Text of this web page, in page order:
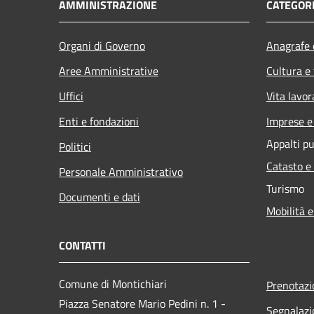
AMMINISTRAZIONE
Organi di Governo
Aree Amministrative
Uffici
Enti e fondazioni
Politici
Personale Amministrativo
Documenti e dati
Cultura
Vita
Imprese
Appalti
Catasto
Turismo
Mobilità
CONTATTI
Comune di Montichiari
Piazza Senatore Mario Pedini n. 1 -